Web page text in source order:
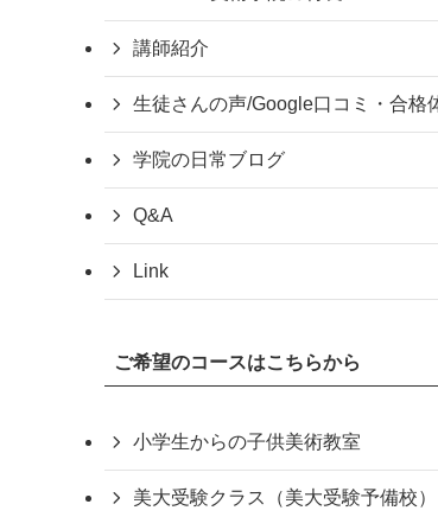
講師紹介
生徒さんの声/Google口コミ・合格
学院の日常ブログ
Q&A
Link
ご希望のコースはこちらから
小学生からの子供美術教室
美大受験クラス（美大受験予備校）